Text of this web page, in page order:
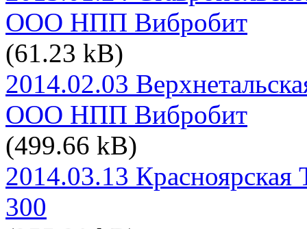
ООО НПП Вибробит
(61.23 kB)
2014.02.03
ООО НПП Вибробит
(499.66 kB)
2014.03.13
300